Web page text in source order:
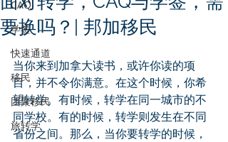
CAQ
学签
快速通道
移民
团聚移民
旅转学
要换吗？| 邦加移民
当你来到加拿大读书，或许你读的项
目，并不令你满意。在这个时候，你希
望转学。有时候，转学在同一城市的不
同学校。有的时候，转学则发生在不同
省份之间。那么，当你要转学的时候，